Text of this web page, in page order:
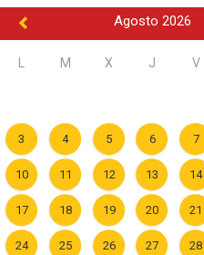
Agosto 2026
M X J V
3 4 5 6 7
10 11 12 13 14
17 18 19 20 21
24 25 26 27 28